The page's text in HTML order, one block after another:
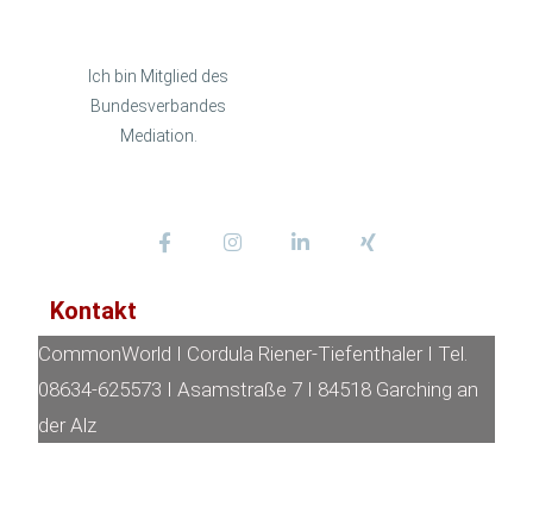
Ich bin Mitglied des
Bundesverbandes
Mediation.
Kontakt
CommonWorld I Cordula Riener-Tiefenthaler I Tel.
08634-625573 I Asamstraße 7 I 84518 Garching an
der Alz